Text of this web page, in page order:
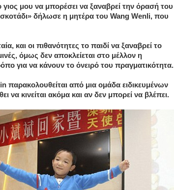
γιος μου να μπορέσει να ξαναβρεί την όρασή του
σκοτάδι» δήλωσε η μητέρα του Wang Wenli, που
και οι πιθανότητες το παιδί να ξαναβρεί το
όμως δεν αποκλείεται στο μέλλον η
για να κάνουν το όνειρό του πραγματικότητα.
παρακολουθείται από μια ομάδα ειδικευμένων
να κινείται ακόμα και αν δεν μπορεί να βλέπει.